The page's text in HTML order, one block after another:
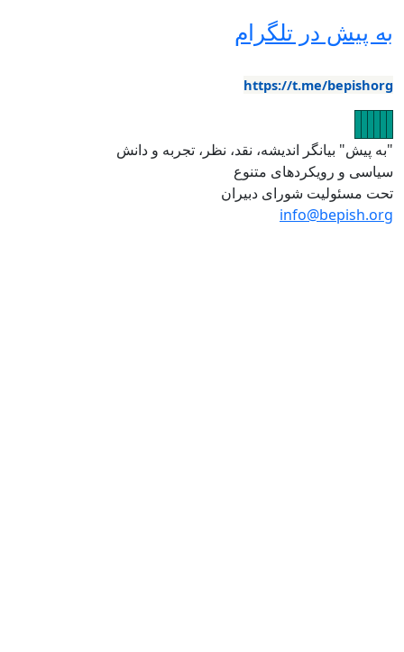
پیش در تلگرام
https://t.me/
پیش" بیانگر اندیشه، نقد، نظر، تجربه و دانش
و رویکردهای متنوع
مسئولیت شورای دبیران